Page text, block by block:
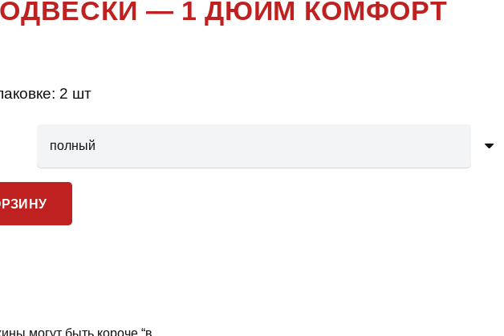
— 1 ДЮЙМ КОМФОРТ
2 шт
могут быть короче “в